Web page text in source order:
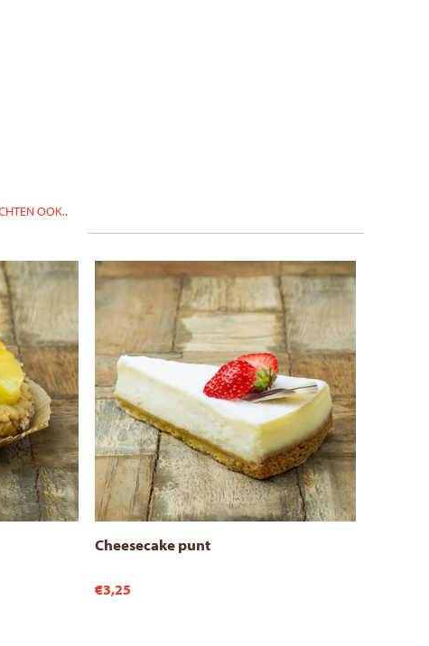
OOK..
Cheesecake punt
€3,25